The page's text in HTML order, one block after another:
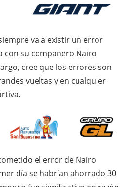
va a existir un error
con su compañero Nairo
cree que los errores son
vueltas y en cualquier
el error de Nairo
día se habrían ahorrado 30